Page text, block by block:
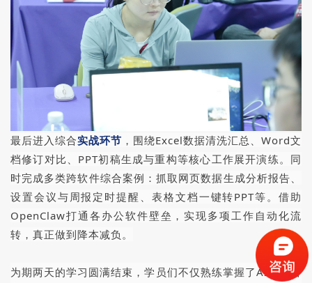
最后进入综合实战环节 ，围绕Excel数据清洗汇总、Word文
档修订对比、PPT初稿生成与重构等核心工作展开演练。同
时完成多类跨软件综合案例：抓取网页数据生成分析报告、
设置会议与周报定时提醒、表格文档一键转PPT等。借助
OpenClaw打通各办公软件壁垒，实现多项工作自动化流
转，真正做到降本减负。
为期两天的学习圆满结束，学员们不仅熟练掌握了AI大语言